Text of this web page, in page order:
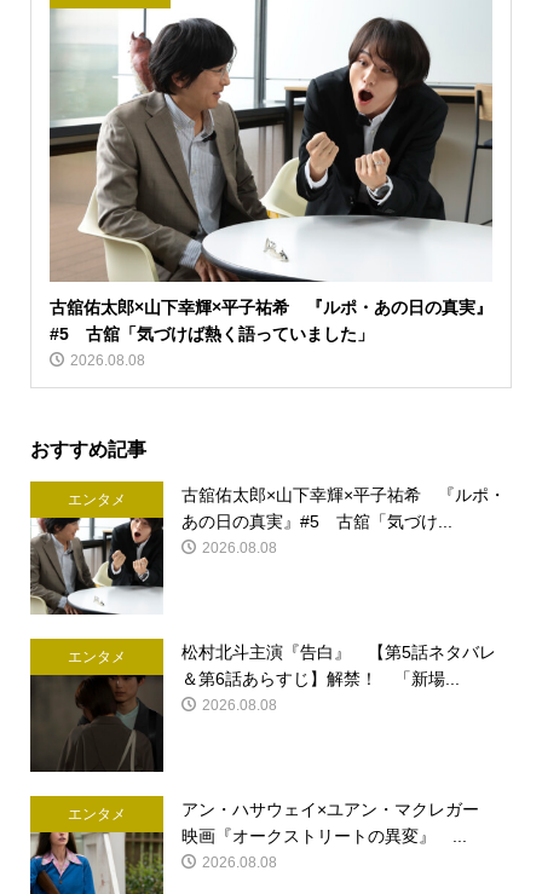
古舘佑太郎×山下幸輝×平子祐希 『ルポ・あの日の真実』
#5 古舘「気づけば熱く語っていました」
2026.08.08
おすすめ記事
エンタメ
古舘佑太郎×山下幸輝×平子祐希 『ルポ・
あの日の真実』#5 古舘「気づけ...
2026.08.08
エンタメ
松村北斗主演『告白』 【第5話ネタバレ
＆第6話あらすじ】解禁！ 「新場...
2026.08.08
エンタメ
アン・ハサウェイ×ユアン・マクレガー
映画『オークストリートの異変』 ...
2026.08.08